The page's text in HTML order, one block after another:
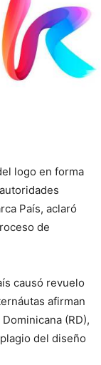
logo en forma
País, aclaró
de
causó revuelo
afirman
(RD),
del diseño